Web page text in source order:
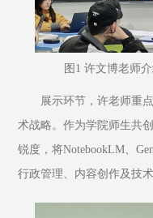
图1 许文博老师
展示环节，许老师重
术战略。作为学院师生共
锐度，将NotebookLM、
行政管理、内容创作及技